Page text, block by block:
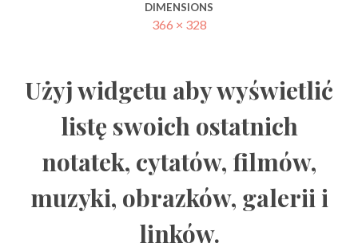
DIMENSIONS
366 × 328
Użyj widgetu aby wyświetlić
listę swoich ostatnich
notatek, cytatów, filmów,
muzyki, obrazków, galerii i
linków.